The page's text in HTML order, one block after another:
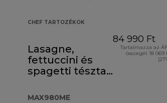
CHEF TARTOZÉKOK
Lasagne,
fettuccini és
spagetti tészta
MAX980ME
84 990 Ft
Tartalmazza az
összegét 18 069